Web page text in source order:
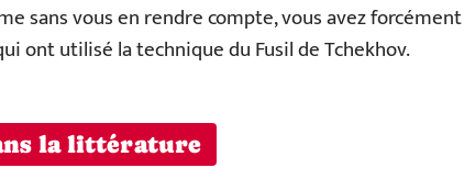
sans vous en rendre compte, vous avez forcément
ont utilisé la technique du Fusil de Tchekhov.
la littérature